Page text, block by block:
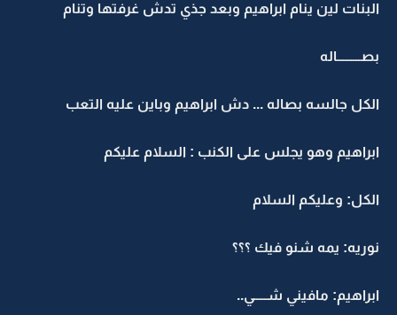
البنات لين ينام ابراهيم وبعد جذي تدش غرفتها وتنام
بصـــــــــاله
الكل جالسه بصاله ... دش ابراهيم وباين عليه التعب
ابراهيم وهو يجلس على الكنب : السلام عليكم
الكل: وعليكم السلام
نوريه: يمه شنو فيك ؟؟؟
ابراهيم: مافيني شـــــي..